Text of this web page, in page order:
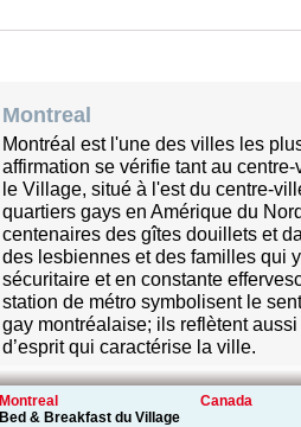
Montreal
Montréal est l'une des villes les
affirmation se vérifie tant au
le Village, situé à l'est du centre-
quartiers gays en Amérique du
centenaires des gîtes douillets et
des lesbiennes et des familles qui
sécuritaire et en constante
station de métro symbolisent le
gay montréalaise; ils reflètent
d’esprit qui caractérise la ville.
Montreal
Canada
Bed & Breakfast du Village